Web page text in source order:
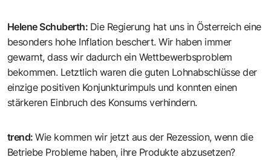
Helene Schuberth: Die Regierung hat uns in Österreich eine
besonders hohe Inflation beschert. Wir haben immer
gewarnt, dass wir dadurch ein Wettbewerbsproblem
bekommen. Letztlich waren die guten Lohnabschlüsse der
einzige positiven Konjunkturimpuls und konnten einen
stärkeren Einbruch des Konsums verhindern.
trend:Wie kommen wir jetzt aus der Rezession, wenn die
Betriebe Probleme haben, ihre Produkte abzusetzen?